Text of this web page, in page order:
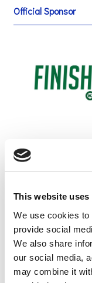
This website uses
We use cookies
provide social
We also share
our social media,
may combine it
Official Sponsor
Official Timing